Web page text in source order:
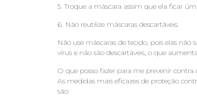
5. Troque a máscara assim que ela ficar
6. Não reutilize máscaras descartáveis.
Não use máscaras de tecido, pois elas
vírus e não são descartáveis, o que
O que posso fazer para me prevenir
As medidas mais eficazes de proteção
são: